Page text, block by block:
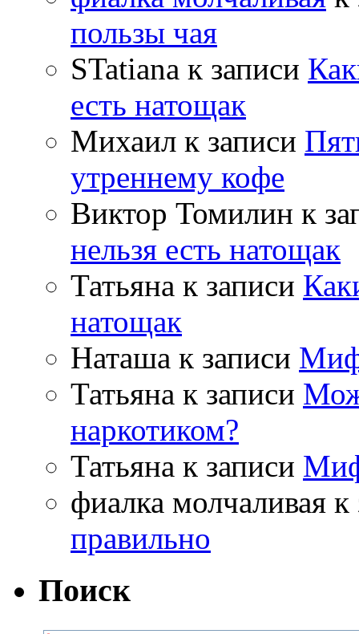
пользы чая
STatiana к записи
есть натощак
Михаил к записи
утреннему кофе
Виктор Томилин к
нельзя есть натощак
Татьяна к записи
натощак
Наташа к записи
Татьяна к записи
наркотиком?
Татьяна к записи
фиалка молчаливая к
правильно
Поиск